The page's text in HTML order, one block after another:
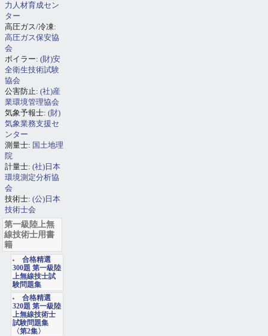
力人材育成セン
ター
高圧ガス/冷凍:
高圧ガス保安協
会
ボイラー: (財)安
全衛生技術試験
協会
公害防止: (社)産
業環境管理協会
気象予報士: (財)
気象業務支援セ
ンター
測量士: 国土地理
院
計量士: (社)日本
環境測定分析協
会
技術士: (公)日本
技術士会
第一級陸上無
線技術士用書
籍
合格精選
300題 第一級陸
上無線技士試
験問題集
合格精選
320題 第一級陸
上無線技術士
試験問題集
〈第2集〉